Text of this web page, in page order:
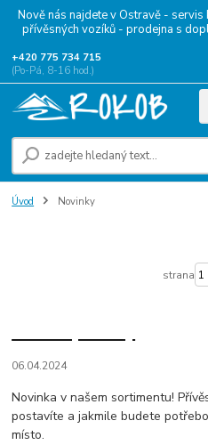
Nově nás najdete v Ostravě -
přívěsných vozíků - prodejna s
+420 775 734 715
(Po-Pá, 8-16 hod.)
Úvod Novinky
strana
06.04.2024
Novinka v našem sortimentu!
postavíte a jakmile budete
místo.